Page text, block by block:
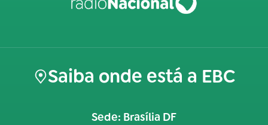
Saiba onde está a EBC
Sede: Brasília DF